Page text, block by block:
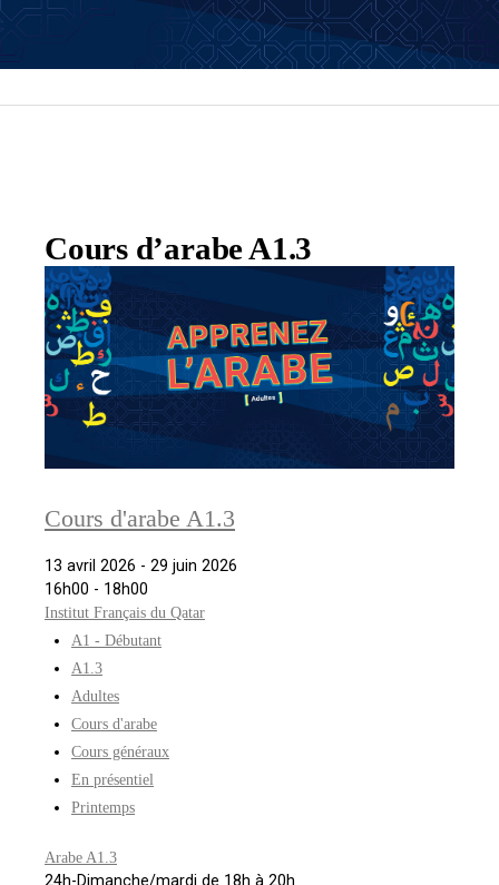
Cours d’arabe A1.3
Cours d'arabe A1.3
13 avril 2026 - 29 juin 2026
16h00 - 18h00
Institut Français du Qatar
A1 - Débutant
A1.3
Adultes
Cours d'arabe
Cours généraux
En présentiel
Printemps
Arabe A1.3